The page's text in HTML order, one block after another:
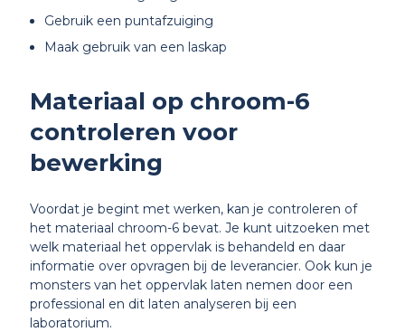
Gebruik een puntafzuiging
Maak gebruik van een laskap
Materiaal op chroom-6
controleren voor
bewerking
Voordat je begint met werken, kan je controleren of
het materiaal chroom-6 bevat. Je kunt uitzoeken met
welk materiaal het oppervlak is behandeld en daar
informatie over opvragen bij de leverancier. Ook kun je
monsters van het oppervlak laten nemen door een
professional en dit laten analyseren bij een
laboratorium.